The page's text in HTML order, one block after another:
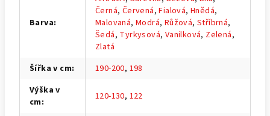
Barva:
Černá, Červená,Fialová,Hnědá,
Malovaná,Modrá, Růžová,Stříbrná,
Šedá, Tyrkysová, Vanilková, Zelená,
Zlatá
Šířka v cm: 190-200, 198
Výška v
cm: 120-130, 122